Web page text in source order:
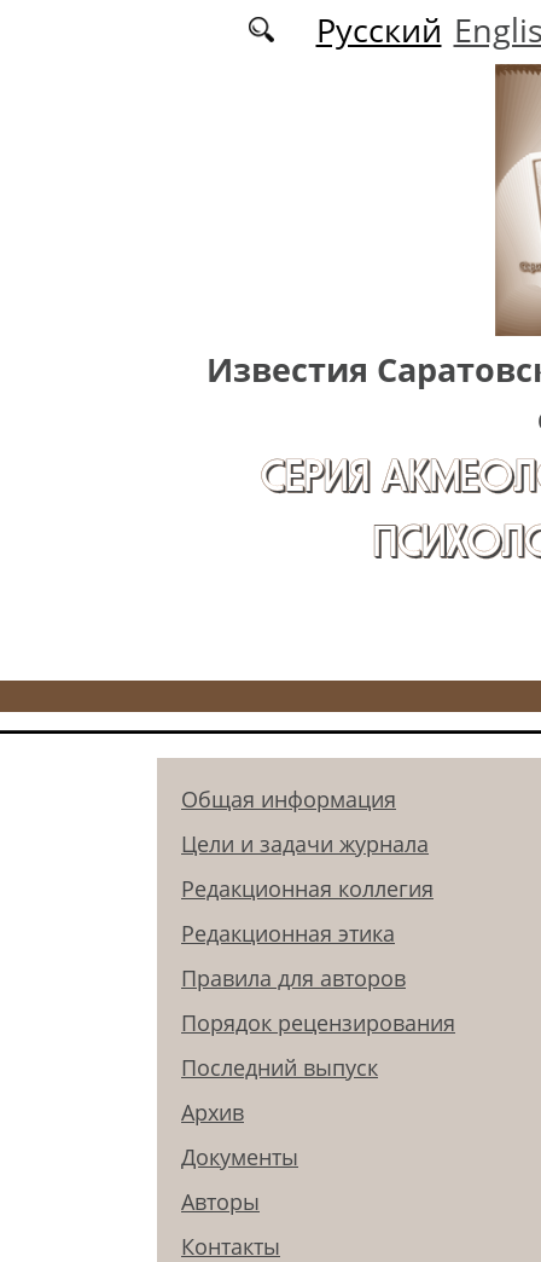
Перейти к основному содержаниюРусский
Известия
СЕРИЯ
Общая информация
Цели и задачи журнала
Редакционная коллегия
Редакционная этика
Правила для авторов
Порядок рецензирования
Последний выпуск
Архив
Документы
Авторы
Контакты